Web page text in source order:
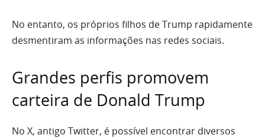
No entanto, os próprios filhos de Trump rapidamente
desmentiram as informações nas redes sociais.
Grandes perfis promovem
carteira de Donald Trump
No X, antigo Twitter, é possível encontrar diversos